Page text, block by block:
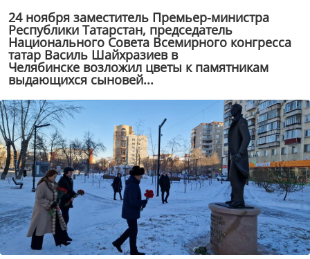
24 ноября заместитель Премьер-министра
Республики Татарстан, председатель
Национального Совета Всемирного конгресса
татар Василь Шайхразиев в
Челябинске возложил цветы к памятникам
выдающихся сыновей...